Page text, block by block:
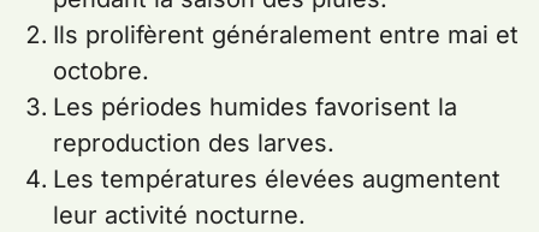
Ils prolifèrent généralement entre mai et
octobre.
Les périodes humides favorisent la
reproduction des larves.
Les températures élevées augmentent
leur activité nocturne.